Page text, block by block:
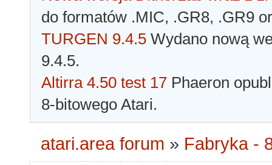
do formatów .MIC, .GR8, .GR9
TURGEN 9.4.5 Wydano nową
9.4.5.
Altirra 4.50 test 17 Phaeron
8-bitowego Atari.
atari.area forum » Fabryka -